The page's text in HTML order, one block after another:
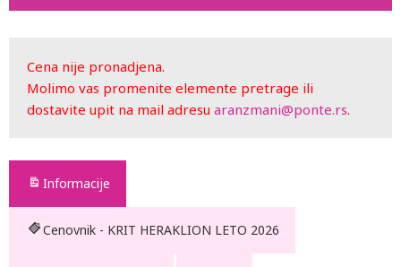
Cena nije pronadjena.
Molimo vas promenite elemente pretrage ili
dostavite upit na mail adresu aranzmani@ponte.rs.
Informacije
Cenovnik - KRIT HERAKLION LETO 2026